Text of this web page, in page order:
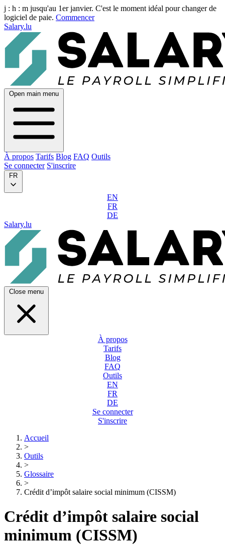
j : h : m jusqu'au 1er janvier. C'est le moment idéal pour changer de
logiciel de paie. Commencer
Salary.lu
Open main menu
À propos Tarifs Blog FAQ Outils
Se connecter S'inscrire
FR
EN
FR
DE
Salary.lu
Close menu
À propos
Tarifs
Blog
FAQ
Outils
EN
FR
DE
Se connecter
S'inscrire
Accueil
>
Outils
>
Glossaire
>
Crédit d’impôt salaire social minimum (CISSM)
Crédit d’impôt salaire social
minimum (CISSM)